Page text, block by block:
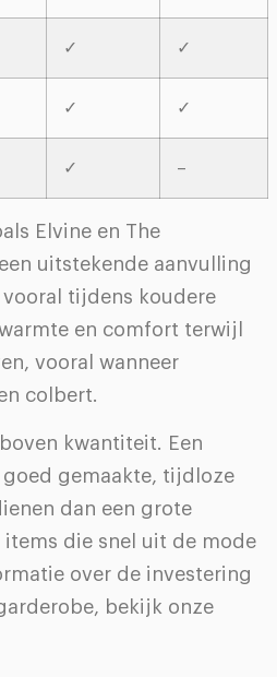
✓ ✓
✓ ✓
✓ –
Elvine en The
uitstekende aanvulling
tijdens koudere
en comfort terwijl
vooral wanneer
colbert.
kwantiteit. Een
gemaakte, tijdloze
dan een grote
die snel uit de mode
over de investering
bekijk onze